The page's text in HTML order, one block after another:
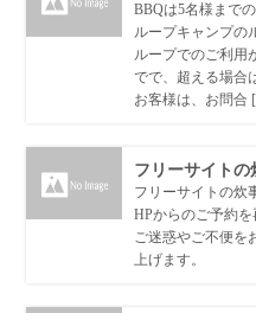
BBQは5名様まで
ループキャンプの
ループでのご利用
でで、超える場合
お客様は、お問合
フリーサイトの
フリーサイトの炊
HPからのご予約
ご迷惑やご不便を
上げます。